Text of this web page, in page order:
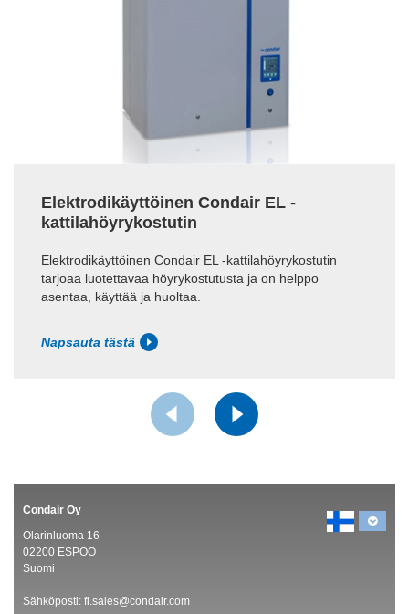
Elektrodikäyttöinen Condair EL -
kattilahöyrykostutin
Elektrodikäyttöinen Condair EL -kattilahöyrykostutin
tarjoaa luotettavaa höyrykostutusta ja on helppo
asentaa, käyttää ja huoltaa.
Napsauta tästä
Condair Oy
Olarinluoma 16
02200 ESPOO
Suomi
Sähköposti: fi.sales@condair.com